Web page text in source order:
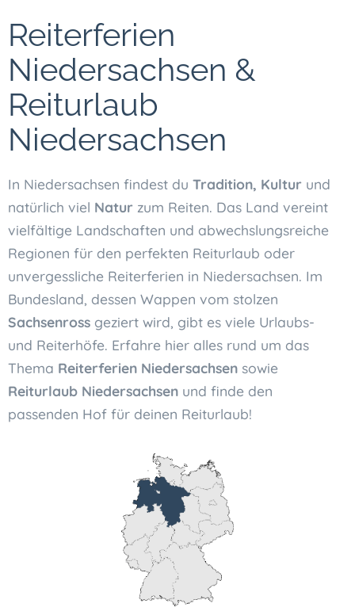
Reiterferien
Niedersachsen &
Reiturlaub
Niedersachsen
In Niedersachsen findest du Tradition, Kultur und
natürlich viel Natur zum Reiten. Das Land vereint
vielfältige Landschaften und abwechslungsreiche
Regionen für den perfekten Reiturlaub oder
unvergessliche Reiterferien in Niedersachsen. Im
Bundesland, dessen Wappen vom stolzen
Sachsenross geziert wird, gibt es viele Urlaubs-
und Reiterhöfe. Erfahre hier alles rund um das
Thema Reiterferien Niedersachsen sowie
Reiturlaub Niedersachsen und finde den
passenden Hof für deinen Reiturlaub!